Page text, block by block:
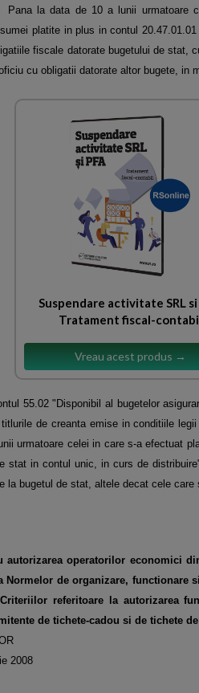
Pana la data de 10 a lunii urmatoare
platite in plus in contul
fiscale datorate bugetului de stat,
cu obligatii datorate altor bugete, in
Suspendare activitate SRL si
Tratament fiscal-
Vreau acest produs →
55.02 "Disponibil al bugetelor
de creanta emise inconditiile
urmatoare celei in care s-a efectuat
stat in contul unic, in curs de
la bugetul de stat, altele decat cele care
autorizarea operatorilor economici
Normelor de organizare, functionare
referitoare la autorizarea
de tichete-cadou si de tichete
2008